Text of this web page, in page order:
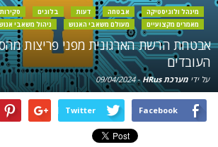
מינהל ולוגיסטיקה אבטחה דעות בלוגים סקירות
מאמרים מקצועיים
מעולם משאבי האנוש ניהול משאבי
אבטחת הרשת הארגונית מפני פריצות
העובדים
על ידי מערכת HRus -
09/04/2024
Facebook
Twitter